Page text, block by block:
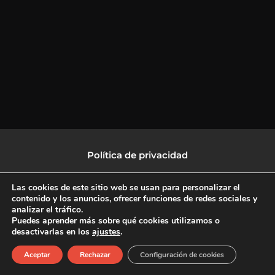
Política de privacidad
Política de protección de datos
F
a
c
X
-
L
i
n
I
n
s
Copyright © 2026 CulturalTV
Las cookies de este sitio web se usan para personalizar el
contenido y los anuncios, ofrecer funciones de redes sociales y
analizar el tráfico.
Puedes aprender más sobre qué cookies utilizamos o
desactivarlas en los ajustes.
Aceptar Rechazar Configuración de cookies